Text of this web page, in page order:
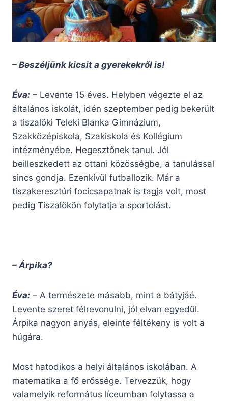
– Beszéljünk kicsit a gyerekekről is!
Éva: – Levente 15 éves. Helyben végezte el az
általános iskolát, idén szeptember pedig bekerült
a tiszalöki Teleki Blanka Gimnázium,
Szakközépiskola, Szakiskola és Kollégium
intézményébe. Hegesztőnek tanul. Jól
beilleszkedett az ottani közösségbe, a tanulással
sincs gondja. Ezenkívül futballozik. Már a
tiszakeresztúri focicsapatnak is tagja volt, most
pedig Tiszalökön folytatja a sportolást.
– Árpika?
Éva: – A természete másabb, mint a bátyjáé.
Levente szeret félrevonulni, jól elvan egyedül.
Árpika nagyon anyás, eleinte féltékeny is volt a
húgára.
Most hatodikos a helyi általános iskolában. A
matematika a fő erőssége. Tervezzük, hogy
valamelyik református líceumban folytassa a